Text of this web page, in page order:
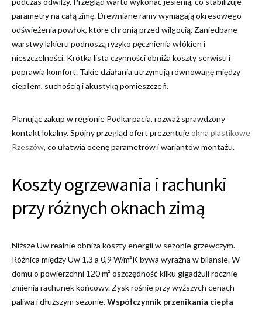
parametry na całą zimę. Drewniane ramy wymagają okresowego
odświeżenia powłok, które chronią przed wilgocią. Zaniedbane
warstwy lakieru podnoszą ryzyko pęcznienia włókien i
nieszczelności. Krótka lista czynności obniża koszty serwisu i
poprawia komfort. Takie działania utrzymują równowagę między
ciepłem, suchością i akustyką pomieszczeń.
Planując zakup w regionie Podkarpacia, rozważ sprawdzony
kontakt lokalny. Spójny przegląd ofert prezentujeokna plastikowe
Rzeszów, co ułatwia ocenę parametrów i wariantów montażu.
Koszty ogrzewania i rachunki
przy różnych oknach zimą
Niższe Uw realnie obniża koszty energii w sezonie grzewczym.
Różnica między Uw 1,3 a 0,9 W/m²K bywa wyraźna w bilansie. W
domu o powierzchni 120 m² oszczędność kilku gigadżuli rocznie
zmienia rachunek końcowy. Zysk rośnie przy wyższych cenach
paliwa i dłuższym sezonie.Współczynnik przenikania ciepła